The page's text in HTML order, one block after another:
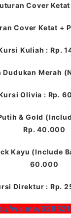
Cover Ketat
Cover Ketat +
Kuliah : Rp.
Merah
Olivia : Rp.
& Gold
Rp. 40.000
Kayu (Include
60.000
Direktur : Rp.
wa.me/